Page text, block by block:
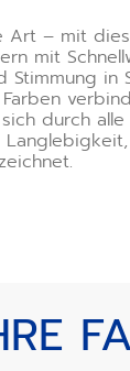
Art – mit
mit
in
durch alle